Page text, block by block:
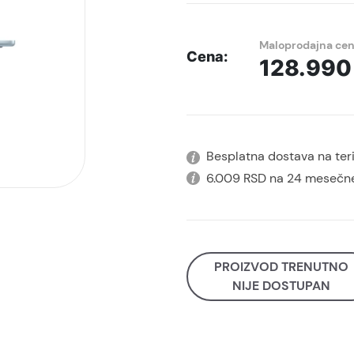
Cena:
Maloprodajna
Besplatna dostava na
6.009 RSD na 24
PROIZVOD TRENUTNO
NIJE DOSTUPAN